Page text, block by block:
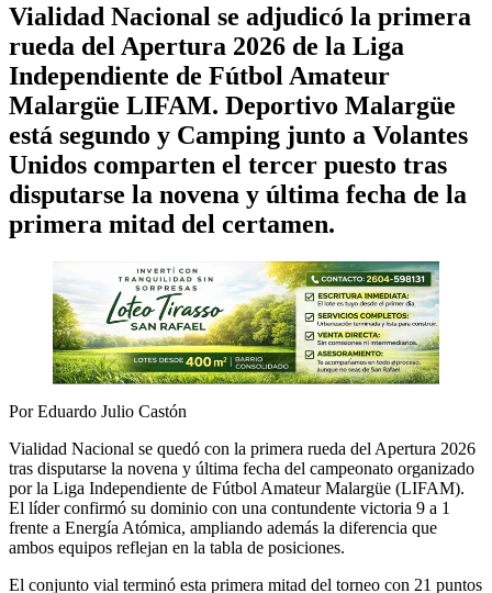
Vialidad Nacional se adjudicó la primera
rueda del Apertura 2026 de la Liga
Independiente de Fútbol Amateur
Malargüe LIFAM. Deportivo Malargüe
está segundo y Camping junto a Volantes
Unidos comparten el tercer puesto tras
disputarse la novena y última fecha de la
primera mitad del certamen.
Por Eduardo Julio Castón
Vialidad Nacional se quedó con la primera rueda del Apertura 2026
tras disputarse la novena y última fecha del campeonato organizado
por la Liga Independiente de Fútbol Amateur Malargüe (LIFAM).
El líder confirmó su dominio con una contundente victoria 9 a 1
frente a Energía Atómica, ampliando además la diferencia que
ambos equipos reflejan en la tabla de posiciones.
El conjunto vial terminó esta primera mitad del torneo con 21 puntos